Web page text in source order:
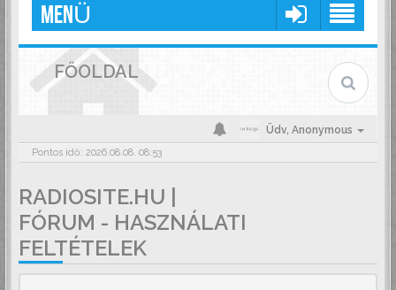
MENÜ
FŐOLDAL
Üdv, Anonymous
Pontos idő: 2026.08.08. 08:53
RADIOSITE.HU |
FÓRUM - HASZNÁLATI
FELTÉTELEK